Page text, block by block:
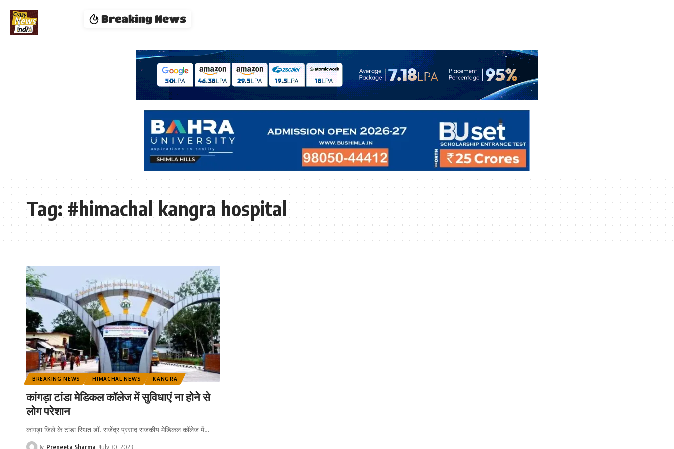
Breaking News
Tag:#himachal kangra hospital
BREAKING NEWS HIMACHAL NEWS KANGRA
कांगड़ा टांडा मेडिकल कॉलेज में सुविधाएं ना होने से
लोग परेशान
कांगड़ा जिले के टांडा स्थित डॉ. राजेंद्र प्रसाद राजकीय मेडिकल कॉलेज में…
By Preneeta Sharma July 30, 2023